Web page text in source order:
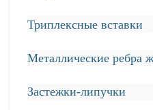
Триплексные вставки
Металлические ребра
Застежки-липучки